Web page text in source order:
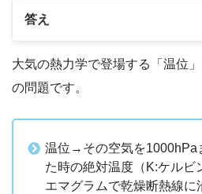
答え
大気の熱力学で登場する「温位
の問題です。
温位→その空気を1000hPa
た時の絶対温度（K:ケルビ
エマグラムで乾燥断熱線に